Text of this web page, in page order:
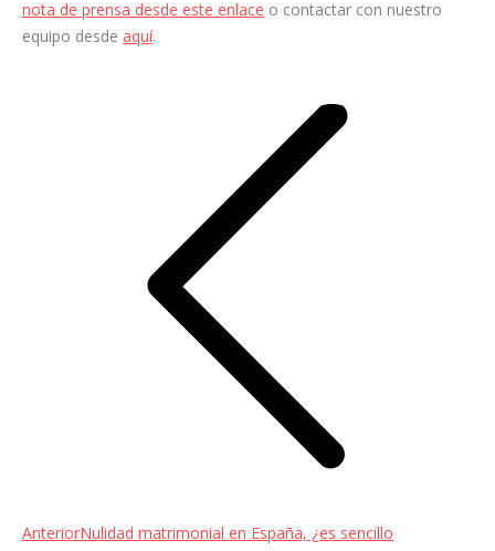
nota de prensa desde este enlace o contactar con nuestro
equipo desde aquí.
AnteriorEntrada
Nulidad matrimonial en España, ¿es sencillo